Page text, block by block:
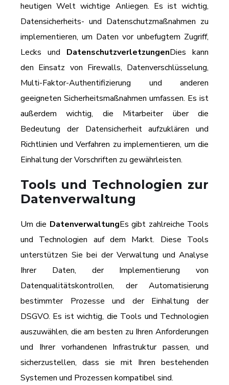
heutigen Welt wichtige Anliegen. Es ist wichtig,
Datensicherheits- und Datenschutzmaßnahmen zu
implementieren, um Daten vor unbefugtem Zugriff,
Lecks und DatenschutzverletzungenDies kann
den Einsatz von Firewalls, Datenverschlüsselung,
Multi-Faktor-Authentifizierung und anderen
geeigneten Sicherheitsmaßnahmen umfassen. Es ist
außerdem wichtig, die Mitarbeiter über die
Bedeutung der Datensicherheit aufzuklären und
Richtlinien und Verfahren zu implementieren, um die
Einhaltung der Vorschriften zu gewährleisten.
Tools und Technologien zur
Datenverwaltung
Um die DatenverwaltungEs gibt zahlreiche Tools
und Technologien auf dem Markt. Diese Tools
unterstützen Sie bei der Verwaltung und Analyse
Ihrer Daten, der Implementierung von
Datenqualitätskontrollen, der Automatisierung
bestimmter Prozesse und der Einhaltung der
DSGVO. Es ist wichtig, die Tools und Technologien
auszuwählen, die am besten zu Ihren Anforderungen
und Ihrer vorhandenen Infrastruktur passen, und
sicherzustellen, dass sie mit Ihren bestehenden
Systemen und Prozessen kompatibel sind.